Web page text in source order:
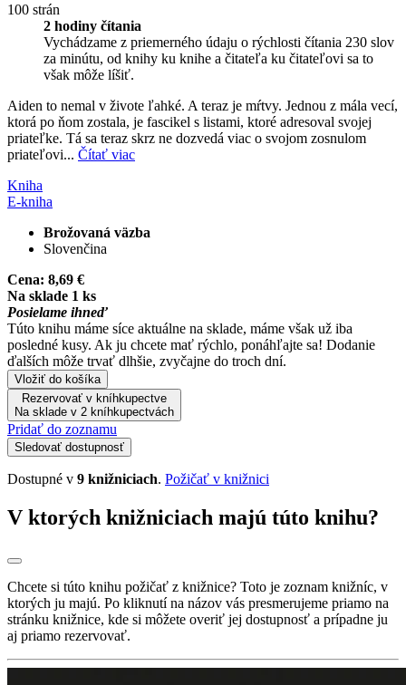
100 strán
2 hodiny čítania
Vychádzame z priemerného údaju o rýchlosti čítania 230 slov
za minútu, od knihy ku knihe a čitateľa ku čitateľovi sa to
však môže líšiť.
Aiden to nemal v živote ľahké. A teraz je mŕtvy. Jednou z mála vecí,
ktorá po ňom zostala, je fascikel s listami, ktoré adresoval svojej
priateľke. Tá sa teraz skrz ne dozvedá viac o svojom zosnulom
priateľovi... Čítať viac
Kniha
E-kniha
Brožovaná väzba
Slovenčina
Cena: 8,69 €
Na sklade 1 ks
Posielame ihneď
Túto knihu máme síce aktuálne na sklade, máme však už iba
posledné kusy. Ak ju chcete mať rýchlo, ponáhľajte sa! Dodanie
ďalších môže trvať dlhšie, zvyčajne do troch dní.
Vložiť do košíka
Rezervovať v kníhkupectve
Na sklade v 2 kníhkupectvách
Pridať do zoznamu
Sledovať dostupnosť
Dostupné v 9 knižniciach. Požičať v knižnici
V ktorých knižniciach majú túto knihu?
Chcete si túto knihu požičať z knižnice? Toto je zoznam knižníc, v
ktorých ju majú. Po kliknutí na názov vás presmerujeme priamo na
stránku knižnice, kde si môžete overiť jej dostupnosť a prípadne ju
aj priamo rezervovať.